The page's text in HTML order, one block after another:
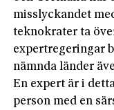
misslyckandet
teknokrater ta
expertregeringar
nämnda länder
En expert är i
person med en